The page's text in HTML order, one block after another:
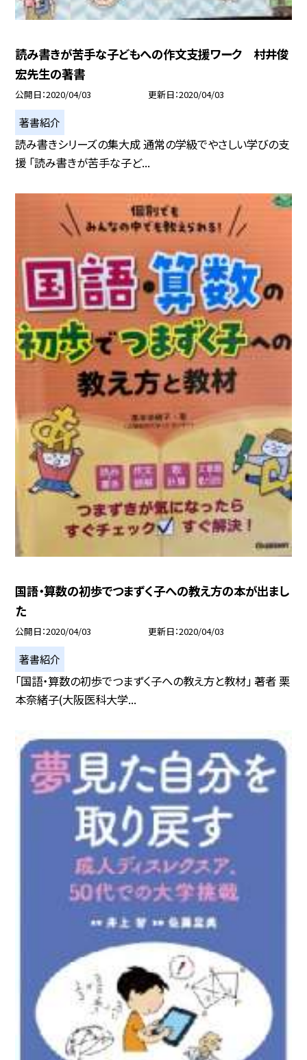
読み書きが苦手な子どもへの作文支援ワーク 村井俊
宏先生の著書
公開日 2020/04/03 更新日 2020/04/03
著書紹介
読み書きシリーズの集大成 通常の学級でやさしい学びの支
援 「読み書きが苦手な子ど...
国語・算数の初歩でつまずく子への教え方の本が出まし
た
公開日 2020/04/03 更新日 2020/04/03
著書紹介
「国語・算数の初歩でつまずく子への教え方と教材」 著者 栗
本奈緒子(大阪医科大学...